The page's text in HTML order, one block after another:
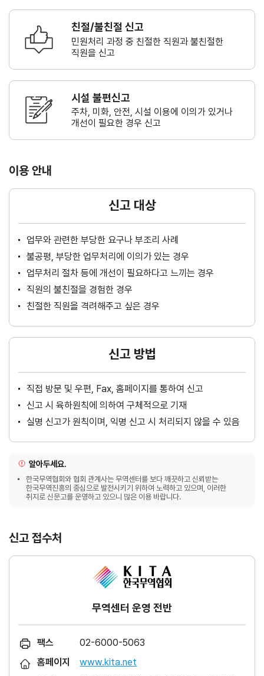
친절/불친절 신고
민원처리 과정 중 친절한 직원과불친절한
직원을 신고
시설 불편신고
주차, 미화, 안전, 시설 이용에 이의가 있거나
개선이 필요한 경우 신고
이용 안내
신고 대상
업무와 관련한 부당한 요구나 부조리 사례
불공평, 부당한 업무처리에 이의가 있는 경우
업무처리 절차 등에 개선이 필요하다고 느끼는 경우
직원의 불친절을 경험한 경우
친절한 직원을 격려해주고 싶은 경우
신고 방법
직접 방문 및 우편, Fax, 홈페이지를 통하여 신고
신고 시 육하원칙에 의하여 구체적으로 기재
실명 신고가 원칙이며, 익명 신고 시 처리되지 않을 수 있음
알아두세요.
한국무역협회와 협회 관계사는 무역센터를 보다 깨끗하고 신뢰받는
한국무역진흥의 중심으로 발전시키기 위하여 노력하고 있으며, 이러한
취지로 신문고를 운영하고 있으니 많은 이용 바랍니다.
신고 접수처
무역센터 운영 전반
팩스
02-6000-5063
홈페이지
www.kita.net